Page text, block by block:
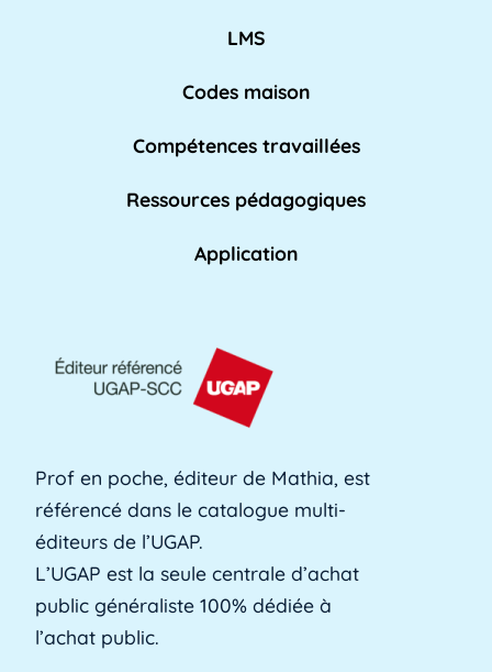
non-enseignant qui travaille dans les [...]
Affaires académiques
chargée de soutenir l'apprentissage et les [...]
L'AFPA, ou Association nationale pour la
formation professionnelle des adultes, est une
Alerte précoce
L'alerte précoce est un outil en ligne que les
établissements utilisent pour identifier les [...]
Lire plus »
LMS
Codes maison
Compétences travaillées
Ressources pédagogiques
Application
Prof en poche, éditeur de Mathia, est
référencé dans le catalogue multi-
éditeurs de l’UGAP.
L’UGAP est la seule centrale d’achat
public généraliste 100% dédiée à
l’achat public.